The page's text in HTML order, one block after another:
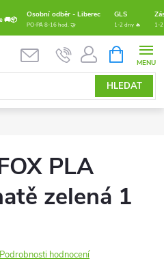
🚚📦
Osobní odběr - Liberec GLS
PO-PÁ 8-16 hod. 🤝 1-2 dny 🔥 1-
HLEDAT
NÁKUPNÍ
KOŠÍK
PLA
zelená 1
Podrobnosti hodnocení